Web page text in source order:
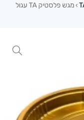
›
מגש פלסטיק TA עגול